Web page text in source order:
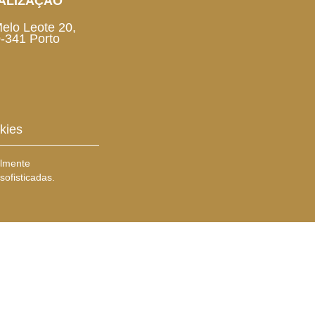
Leote 20,
341 Porto